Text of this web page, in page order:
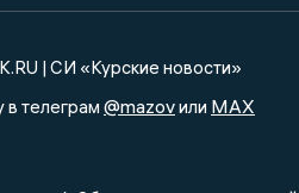
| СИ «Курские новости»
в телеграм @mazovили MAX